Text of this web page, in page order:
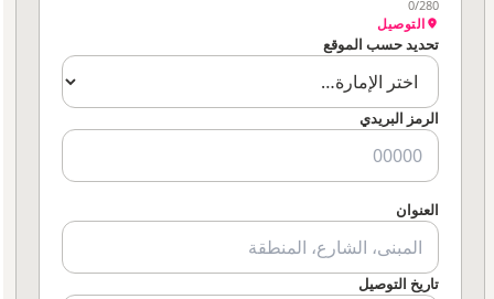
0/280
التوصيل
تحديد حسب الموقع
الرمز البريدي
العنوان
تاريخ التوصيل